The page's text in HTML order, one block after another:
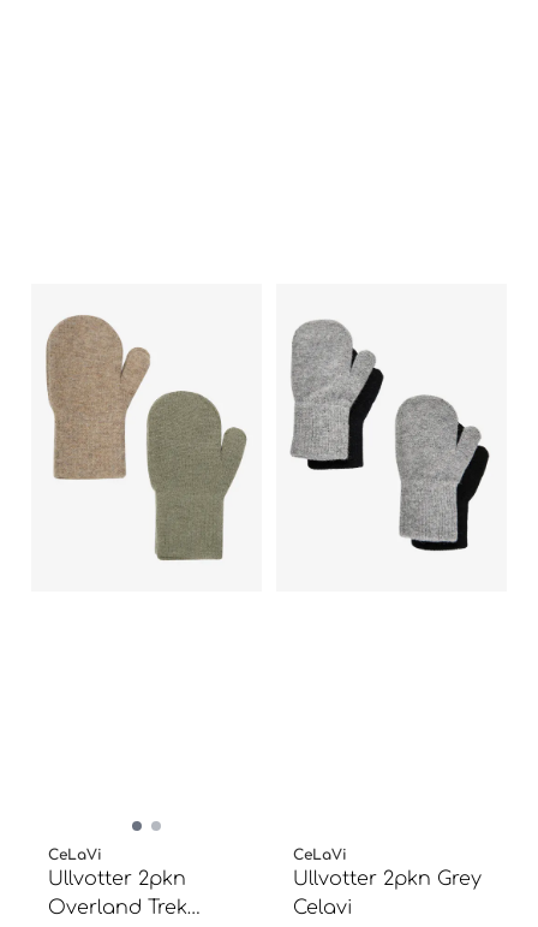
CeLaVi
Ullvotter 2pkn
Overland Trek
CeLaVi
Ullvotter 2pkn Grey
Celavi